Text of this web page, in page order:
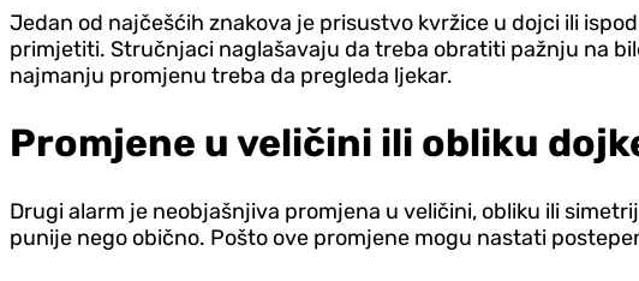
Jedan od najčešćih znakova je prisustvo kvržice u dojci ili
primjetiti. Stručnjaci naglašavaju da treba obratiti pažnju na
najmanju promjenu treba da pregleda ljekar.
Promjene u veličini ili obliku
Drugi alarm je neobjašnjiva promjena u veličini, obliku ili
punije nego obično. Pošto ove promjene mogu nastati